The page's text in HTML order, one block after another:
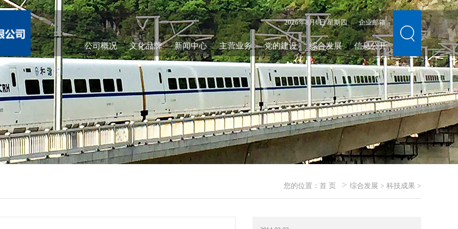
2026年8月6日 星期四 企业邮箱
公司概况 文化品牌 新闻中心 主营业务 党的建设 综合发展 信息公开
您的位置： 首 页 > 综合发展 > 科技成果 >